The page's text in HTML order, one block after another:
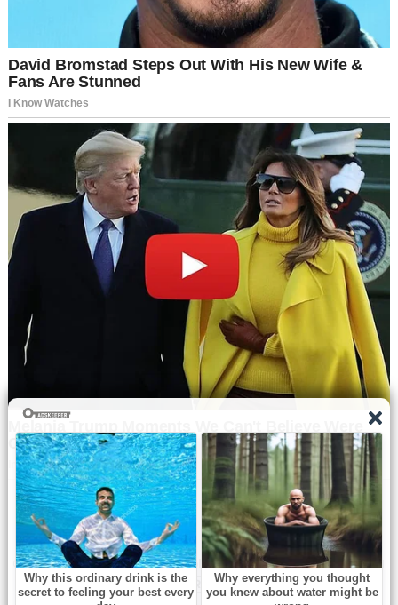
© Copyright All right reserved ByNavbharat Samay
WordPress Powered
By